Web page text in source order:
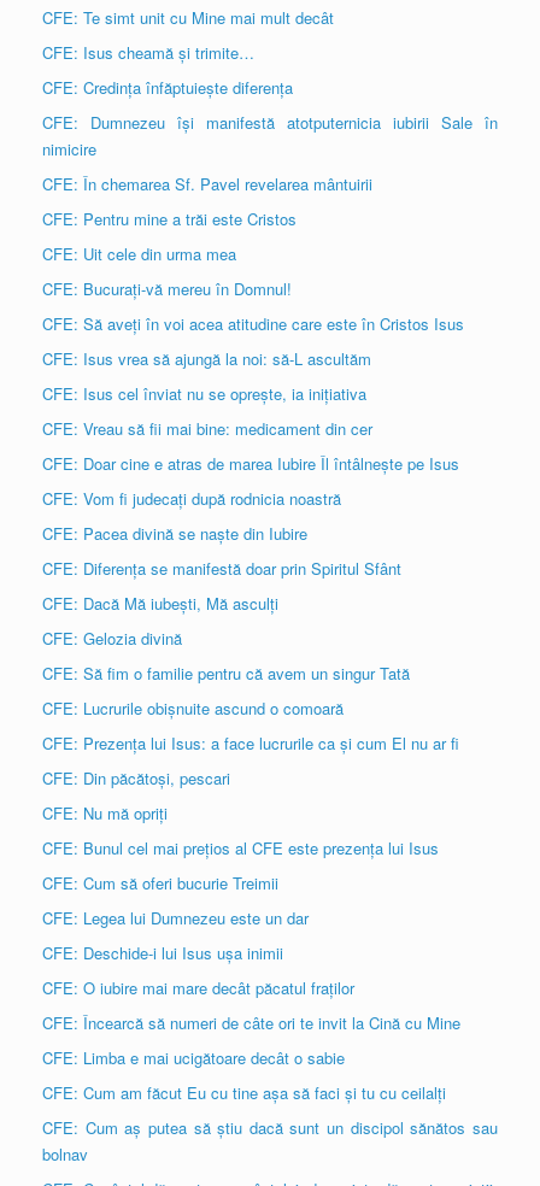
CFE: Te simt unit cu Mine mai mult decât
CFE: Isus cheamă și trimite…
CFE: Credința înfăptuiește diferența
CFE: Dumnezeu își manifestă atotputernicia iubirii Sale în
nimicire
CFE: În chemarea Sf. Pavel revelarea mântuirii
CFE: Pentru mine a trăi este Cristos
CFE: Uit cele din urma mea
CFE: Bucurați-vă mereu în Domnul!
CFE: Să aveți în voi acea atitudine care este în Cristos Isus
CFE: Isus vrea să ajungă la noi: să-L ascultăm
CFE: Isus cel înviat nu se oprește, ia inițiativa
CFE: Vreau să fii mai bine: medicament din cer
CFE: Doar cine e atras de marea Iubire Îl întâlnește pe Isus
CFE: Vom fi judecați după rodnicia noastră
CFE: Pacea divină se naște din Iubire
CFE: Diferența se manifestă doar prin Spiritul Sfânt
CFE: Dacă Mă iubești, Mă asculți
CFE: Gelozia divină
CFE: Să fim o familie pentru că avem un singur Tată
CFE: Lucrurile obișnuite ascund o comoară
CFE: Prezența lui Isus: a face lucrurile ca și cum El nu ar fi
CFE: Din păcătoși, pescari
CFE: Nu mă opriți
CFE: Bunul cel mai prețios al CFE este prezența lui Isus
CFE: Cum să oferi bucurie Treimii
CFE: Legea lui Dumnezeu este un dar
CFE: Deschide-i lui Isus ușa inimii
CFE: O iubire mai mare decât păcatul fraților
CFE: Încearcă să numeri de câte ori te invit la Cină cu Mine
CFE: Limba e mai ucigătoare decât o sabie
CFE: Cum am făcut Eu cu tine așa să faci și tu cu ceilalți
CFE: Cum aș putea să știu dacă sunt un discipol sănătos sau
bolnav